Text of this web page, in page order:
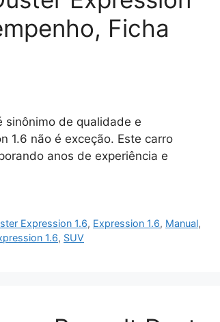
Ficha
sinônimo de qualidade e
1.6 não é exceção. Este carro
anos de experiência e
Expression 1.6, Expression 1.6, Manual,
1.6, SUV